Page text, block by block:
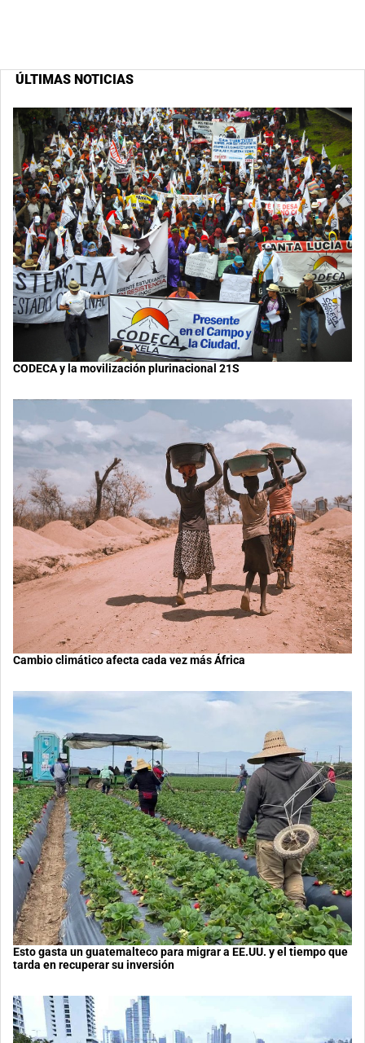
ÚLTIMAS NOTICIAS
CODECA y la movilización plurinacional 21S
Cambio climático afecta cada vez más África
Esto gasta un guatemalteco para migrar a EE.UU. y el tiempo que
tarda en recuperar su inversión